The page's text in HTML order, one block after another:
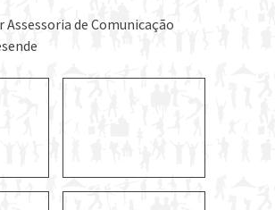
Assessoria de Comunicação